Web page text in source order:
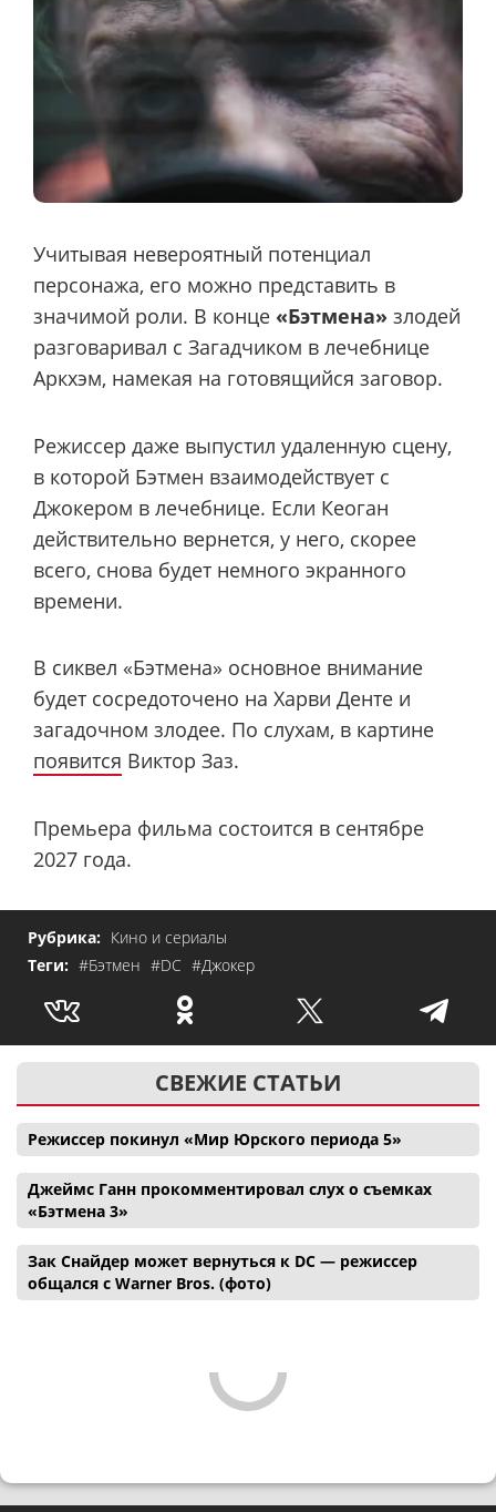
Учитывая невероятный потенциал
персонажа, его можно представить в
значимой роли. В конце «Бэтмена» злодей
разговаривал с Загадчиком в лечебнице
Аркхэм, намекая на готовящийся заговор.
Режиссер даже выпустил удаленную сцену,
в которой Бэтмен взаимодействует с
Джокером в лечебнице. Если Кеоган
действительно вернется, у него, скорее
всего, снова будет немного экранного
времени.
В сиквел «Бэтмена» основное внимание
будет сосредоточено на Харви Денте и
загадочном злодее. По слухам, в картине
появится Виктор Заз.
Премьера фильма состоится в сентябре
2027 года.
Рубрика: Кино и сериалы
Теги: #Бэтмен #DC #Джокер
СВЕЖИЕ СТАТЬИ
Режиссер покинул «Мир Юрского периода 5»
Джеймс Ганн прокомментировал слух о съемках
«Бэтмена 3»
Зак Снайдер может вернуться к DC — режиссер
общался с Warner Bros. (фото)